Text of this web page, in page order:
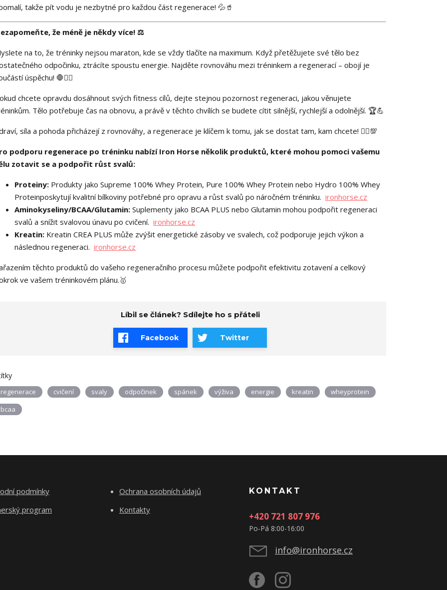
takže pít vodu je nezbytné pro každou část regenerace! 💦🥤
že méně je někdy více! ⚖️
na to, že tréninky nejsou maraton, kde se vždy tlačíte na maximum. Když přetěžujete své tělo bez
odpočinku, ztrácíte spoustu energie. Najděte rovnováhu mezi tréninkem a regenerací – obojí je
úspěchu! 🛑🏋️‍♀️
chcete opravdu dosáhnout svých fitness cílů, dejte stejnou pozornost regeneraci, jakou věnujete
Tělo potřebuje čas na obnovu, a právě v těchto chvílích se budete cítit silnější, rychlejší a odolnější. 🏆💪
síla a pohoda přicházejí z rovnováhy, a regenerace je klíčem k tomu, jak se dostat tam, kam chcete! 🧘‍♀️💯
podporu regenerace po tréninku nabízí Iron Horse několik produktů, které mohou pomoci vašemu
zotavit se a podpořit růst svalů:
Proteiny:Produkty jako Supreme 100% Whey Protein, Pure 100% Whey Protein nebo Hydro 100% Whey
Proteinposkytují kvalitní bílkoviny potřebné pro opravu a růst svalů po náročném tréninku. ironhorse.cz
Aminokyseliny/BCAA/Glutamin: Suplementy jako BCAA PLUS nebo Glutamin mohou podpořit regeneraci
svalů a snížit svalovou únavu po cvičení. ironhorse.cz
Kreatin: Kreatin CREA PLUS může zvýšit energetické zásoby ve svalech, což podporuje jejich výkon a
následnou regeneraci. ironhorse.cz
těchto produktů do vašeho regeneračního procesu můžete podpořit efektivitu zotavení a celkový
ve vašem tréninkovém plánu.🥇
Líbil se článek? Sdílejte ho s přáteli
Facebook Twitter
regenerace cvičení svaly odpočinek spánek výživa energie kreatin
wheyprotein
bcaa
podmínky
program
Ochrana osobních údajů
Kontakty
KONTAKT
+420 721 807 976
Po-Pá 8:00-16:00
info@ironhorse.cz